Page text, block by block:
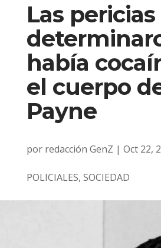
Las
había
el cuerpo
Payne
por redacción GenZ | Oct 22,
POLICIALES, SOCIEDAD